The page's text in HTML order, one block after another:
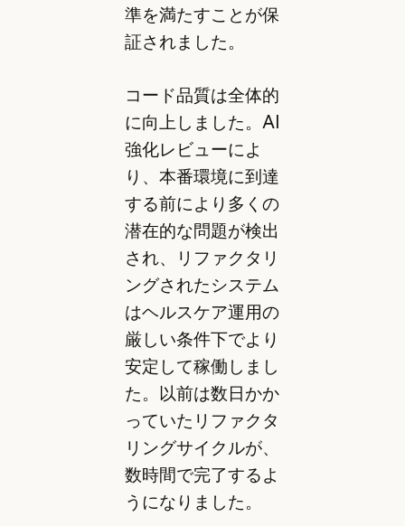
準を満たすことが保
証されました。
コード品質は全体的
に向上しました。AI
強化レビューによ
り、本番環境に到達
する前により多くの
潜在的な問題が検出
され、リファクタリ
ングされたシステム
はヘルスケア運用の
厳しい条件下でより
安定して稼働しまし
た。以前は数日かか
っていたリファクタ
リングサイクルが、
数時間で完了するよ
うになりました。